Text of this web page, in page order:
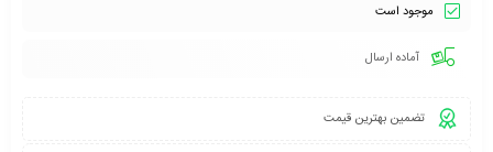
موجود است
آماده ارسال
تضمین بهترین قیمت